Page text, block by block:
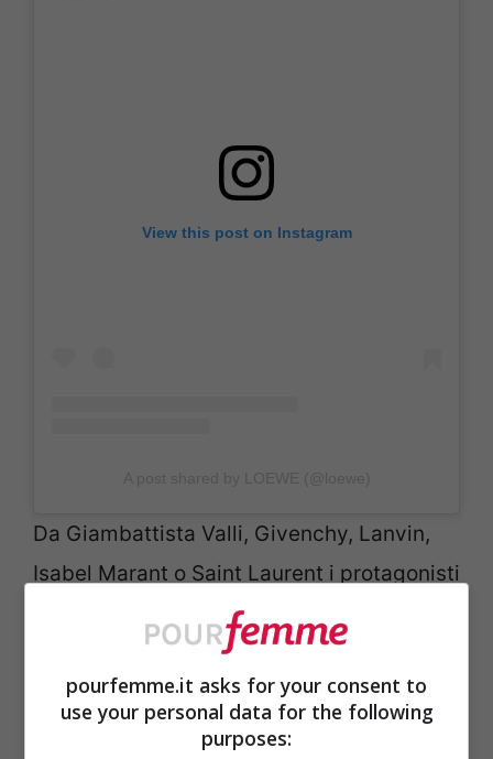
View this post on Instagram
Da Giambattista Valli, Givenchy, Lanvin,
Isabel Marant o Saint Laurent i protagonisti
. Sia in
, sia usati come inserti decorativi
che in stile naive.
pourfemme.it asks for your consent to
use your personal data for the following
purposes: